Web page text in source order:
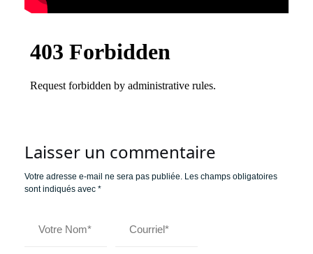
Laisser un commentaire
Votre adresse e-mail ne sera pas publiée. Les champs obligatoires
sont indiqués avec *